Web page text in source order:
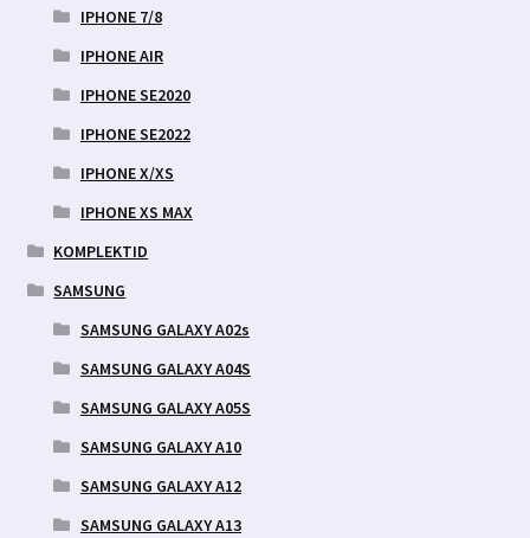
IPHONE 7/8
IPHONE AIR
IPHONE SE2020
IPHONE SE2022
IPHONE X/XS
IPHONE XS MAX
KOMPLEKTID
SAMSUNG
SAMSUNG GALAXY A02s
SAMSUNG GALAXY A04S
SAMSUNG GALAXY A05S
SAMSUNG GALAXY A10
SAMSUNG GALAXY A12
SAMSUNG GALAXY A13